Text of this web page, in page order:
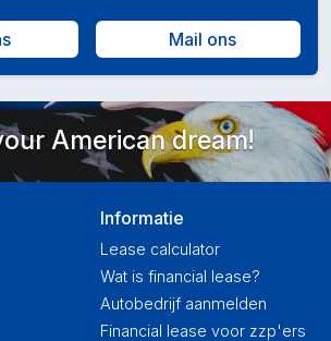
Mail ons
American dream!
Informatie
Lease calculator
Wat is financial lease?
Autobedrijf aanmelden
Financial lease voor zzp'ers